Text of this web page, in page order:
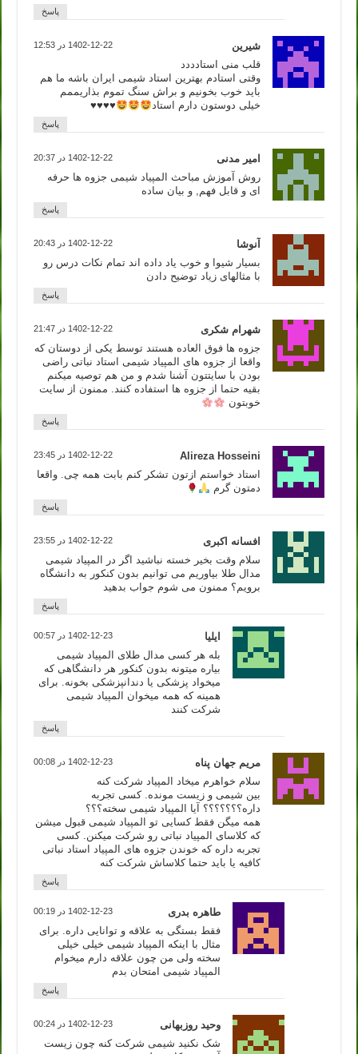
پاسخ
شیرین 1402-12-22 در 12:53
قلب منی استادددد
وقتی استادم بهترین استاد شیمی ایران باشه ما هم
باید خوب بخونیم و براش سنگ تموم بذاریممم
خیلی دوستون دارم استاد
♥️
♥️
♥️
♥️
پاسخ
امیر مدنی 1402-12-22 در 20:37
روش آموزش مباحث المپیاد شیمی جزوه ها حرفه
ای و قابل فهم, و بیان ساده
پاسخ
آنوشا 1402-12-22 در 20:43
بسیار شیوا و خوب یاد داده اند تمام نکات درس رو
با مثالهای زیاد توضیح دادن
پاسخ
شهرام شکری 1402-12-22 در 21:47
جزوه ها فوق العاده هستند توسط یکی از دوستان که
واقعا از جزوه های المپیاد شیمی استاد نباتی راضی
بودن با سایتتون آشنا شدم و من هم توصیه میکنم
بقیه حتما از جزوه ها استفاده کنند. ممنون از سایت
خوبتون
پاسخ
Alireza Hosseini 1402-12-22 در 23:45
استاد خواستم ازتون تشکر کنم بابت همه چی. واقعا
دمتون گرم
پاسخ
افسانه اکبری 1402-12-22 در 23:55
سلام وقت بخیر خسته نباشید اگر در المپیاد شیمی
مدال طلا بیاوریم می توانیم بدون کنکور به دانشگاه
برویم؟ ممنون می شوم جواب بدهید
پاسخ
ایلیا 1402-12-23 در 00:57
بله هر کسی مدال طلای المپیاد شیمی
بیاره میتونه بدون کنکور هر دانشگاهی که
میخواد پزشکی یا دندانپزشکی بخونه. برای
همینه که همه میخوان المپیاد شیمی
شرکت کنند
پاسخ
مریم جهان پناه 1402-12-23 در 00:08
سلام خواهرم میخاد المپیاد شرکت کنه
بین شیمی و زیست مونده. کسی تجربه
داره؟؟؟؟؟؟؟ آیا المپیاد شیمی سخته؟؟؟
همه میگن فقط کسایی تو المپیاد شیمی قبول میشن
که کلاسای المپیاد نباتی رو شرکت میکنن. کسی
تجربه داره که خوندن جزوه های المپیاد استاد نباتی
کافیه یا باید حتما کلاساش شرکت کنه
پاسخ
طاهره بدری 1402-12-23 در 00:19
فقط بستگی به علاقه و توانایی داره. برای
مثال با اینکه المپیاد شیمی خیلی خیلی
سخته ولی من چون علاقه دارم میخوام
المپیاد شیمی امتحان بدم
پاسخ
وحید روزبهانی 1402-12-23 در 00:24
شک نکنید شیمی شرکت کنه چون زیست